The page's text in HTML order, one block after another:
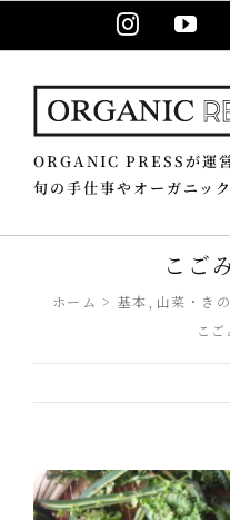
ORGANIC PRESSが運
旬の手仕事やオーガニッ
こご
ホーム 基本 山菜・き
こ